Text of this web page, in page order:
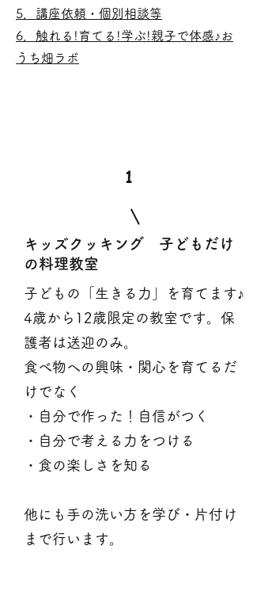
5．講座依頼・個別相談等
6．触れる!育てる!学ぶ!親子で体感♪お
うち畑ラボ
1
​キッズクッキング 子どもだけ
の料理教室
子どもの「生きる力」を育てます♪
4歳から12歳限定の教室です。保
護者は送迎のみ。
食べ物への興味・関心を育てるだ
けでなく
・自分で作った！自信がつく
・自分で考える力をつける
・食の楽しさを知る
他にも手の洗い方を学び・片付け
まで行います。​